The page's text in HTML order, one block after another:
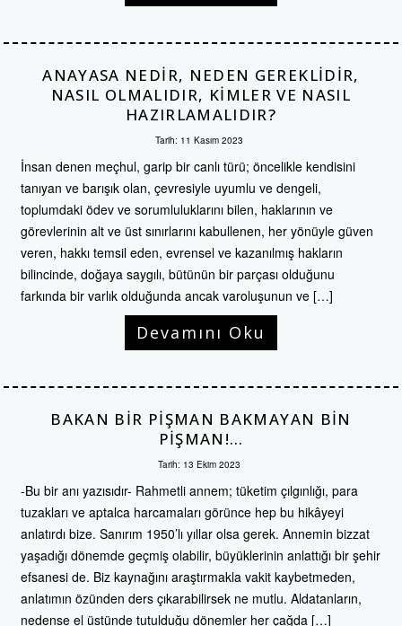
ANAYASA NEDIR, NEDEN GEREKLIDIR,
NASIL OLMALIDIR, KIMLER VE NASIL
HAZIRLAMALIDIR?
Tarih: 11 Kasım 2023
İnsan denen meçhul, garip bir canlı türü; öncelikle kendisini
tanıyan ve barışık olan, çevresiyle uyumlu ve dengeli,
toplumdaki ödev ve sorumluluklarını bilen, haklarının ve
görevlerinin alt ve üst sınırlarını kabullenen, her yönüyle güven
veren, hakkı temsil eden, evrensel ve kazanılmış hakların
bilincinde, doğaya saygılı, bütünün bir parçası olduğunu
farkında bir varlık olduğunda ancak varoluşunun ve […]
Devamını Oku
BAKAN BIR PIŞMAN BAKMAYAN BIN
PIŞMAN!…
Tarih: 13 Ekim 2023
-Bu bir anı yazısıdır- Rahmetli annem; tüketim çılgınlığı, para
tuzakları ve aptalca harcamaları görünce hep bu hikâyeyi
anlatırdı bize. Sanırım 1950’lı yıllar olsa gerek. Annemin bizzat
yaşadığı dönemde geçmiş olabilir, büyüklerinin anlattığı bir şehir
efsanesi de. Biz kaynağını araştırmakla vakit kaybetmeden,
anlatımın özünden ders çıkarabilirsek ne mutlu. Aldatanların,
nedense el üstünde tutulduğu dönemler her çağda […]